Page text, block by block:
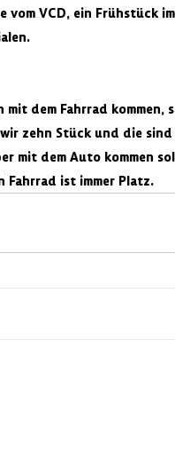
VCD, ein Frühstück
dem Fahrrad kommen,
zehn Stück und die
mit dem Auto kommen
Fahrrad ist immer Platz.